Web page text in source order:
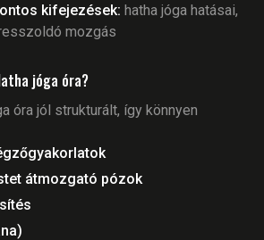
kifejezések: hatha jóga hatásai,
mozgás
jóga óra?
óra jól strukturált, így könnyen
átmozgató pózok